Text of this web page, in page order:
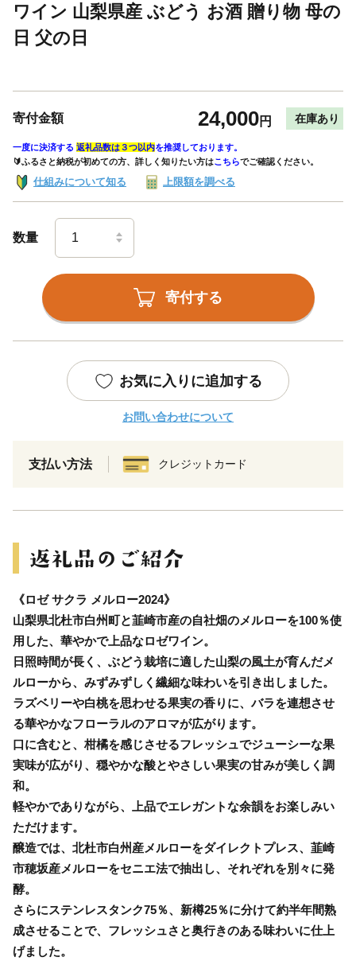
ワイン 山梨県産 ぶどう お酒 贈り物 母の
日 父の日
寄付金額 24,000円 在庫あり
一度に決済する 返礼品数は３つ以内を推奨しております。
🔰ふるさと納税が初めての方、詳しく知りたい方はこちらでご確認ください。
仕組みについて知る 上限額を調べる
数量
寄付する
お気に入りに追加する
お問い合わせについて
支払い方法 クレジットカード
《ロゼ サクラ メルロー2024》
山梨県北杜市白州町と韮崎市産の自社畑のメルローを100％使
用した、華やかで上品なロゼワイン。
日照時間が長く、ぶどう栽培に適した山梨の風土が育んだメ
ルローから、みずみずしく繊細な味わいを引き出しました。
ラズベリーや白桃を思わせる果実の香りに、バラを連想させ
る華やかなフローラルのアロマが広がります。
口に含むと、柑橘を感じさせるフレッシュでジューシーな果
実味が広がり、穏やかな酸とやさしい果実の甘みが美しく調
和。
軽やかでありながら、上品でエレガントな余韻をお楽しみい
ただけます。
醸造では、北杜市白州産メルローをダイレクトプレス、韮崎
市穂坂産メルローをセニエ法で抽出し、それぞれを別々に発
酵。
さらにステンレスタンク75％、新樽25％に分けて約半年間熟
成させることで、フレッシュさと奥行きのある味わいに仕上
げました。